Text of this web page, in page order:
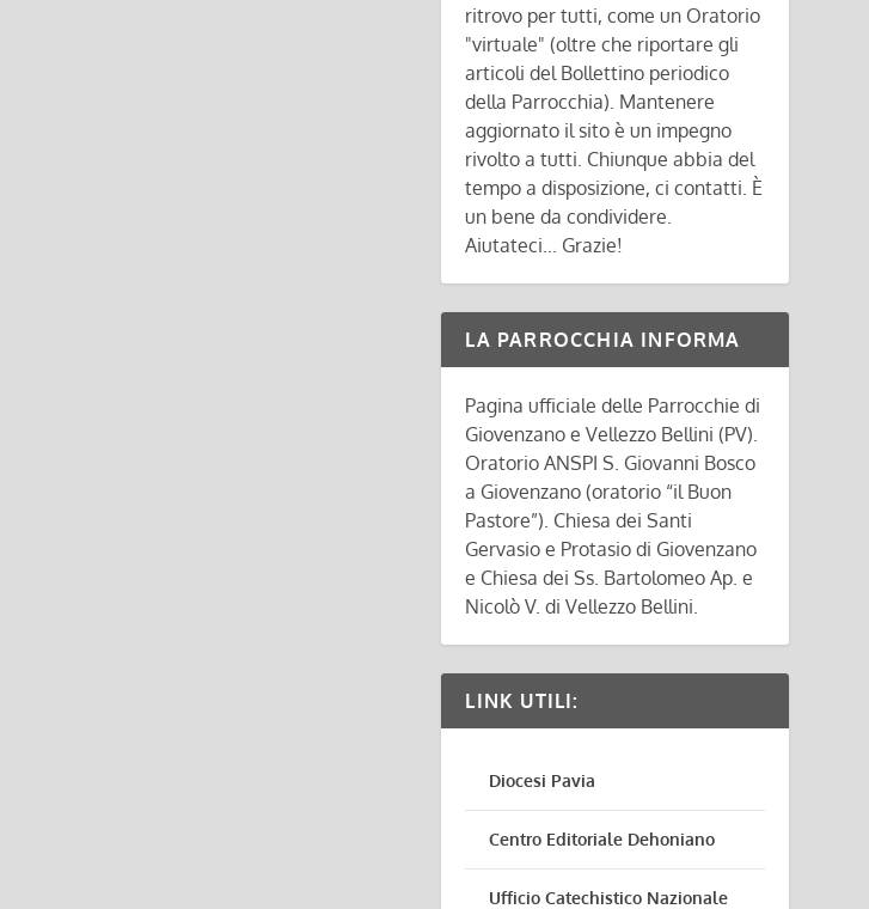
ritrovo per tutti, come un Oratorio
"virtuale" (oltre che riportare gli
articoli del Bollettino periodico
della Parrocchia). Mantenere
aggiornato il sito è un impegno
rivolto a tutti. Chiunque abbia del
tempo a disposizione, ci contatti. È
un bene da condividere.
Aiutateci... Grazie!
LA PARROCCHIA INFORMA
Pagina ufficiale delle Parrocchie di
Giovenzano e Vellezzo Bellini (PV).
Oratorio ANSPI S. Giovanni Bosco
a Giovenzano (oratorio “il Buon
Pastore”). Chiesa dei Santi
Gervasio e Protasio di Giovenzano
e Chiesa dei Ss. Bartolomeo Ap. e
Nicolò V. di Vellezzo Bellini.
LINK UTILI:
Diocesi Pavia
Centro Editoriale Dehoniano
Ufficio Catechistico Nazionale